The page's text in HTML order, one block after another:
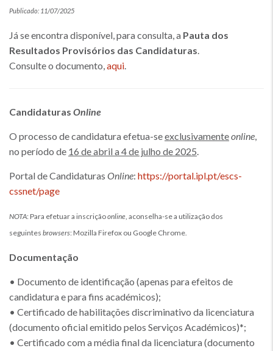
Publicado: 11/07/2025
Já se encontra disponível, para consulta, a Pauta dos
Resultados Provisórios das Candidaturas.
Consulte o documento,aqui.
Candidaturas Online
O processo de candidatura efetua-seexclusivamenteonline,
no período de 16 de abril a 4 de julho de 2025.
Portal de Candidaturas Online: https://portal.ipl.pt/escs-
cssnet/page
NOTA: Para efetuar a inscriçãoonline, aconselha-se a utilização dos
seguintes browsers: Mozilla Firefox ou Google Chrome.
Documentação
• Documento de identificação (apenas para efeitos de
candidatura e para fins académicos);
• Certificado de habilitações discriminativo da licenciatura
(documento oficial emitido pelos Serviços Académicos)*;
• Certificado com a média final da licenciatura (documento